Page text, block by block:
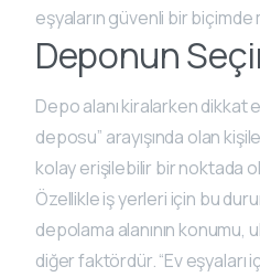
eşyaların güvenli bir
Deponun
Depo alanı kiralarken dikkat
deposu” arayışında olan
kolay erişilebilir bir noktada
Özellikle iş yerleri için bu
depolama alanının
diğer faktördür. “Ev eşyaları